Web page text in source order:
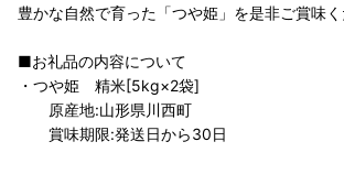
豊かな自然で育った「つや姫」を是非ご賞味く
■お礼品の内容について
・つや姫 精米[5kg×2袋]
原産地:山形県川西町
賞味期限:発送日から30日